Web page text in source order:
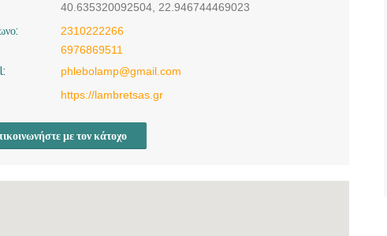
40.635320092504, 22.946744469023
2310222266
6976869511
phlebolamp@gmail.com
https://lambretsas.gr
με τον κάτοχο